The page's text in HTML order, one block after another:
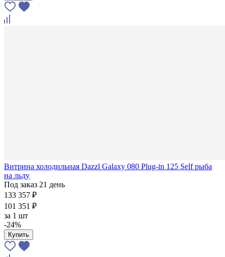
Витрина холодильная Dazzl Galaxy 080 Plug-in 125 Self рыба
на льду
Под заказ 21 день
133 357 ₽
101 351 ₽
за 1 шт
-24%
Купить